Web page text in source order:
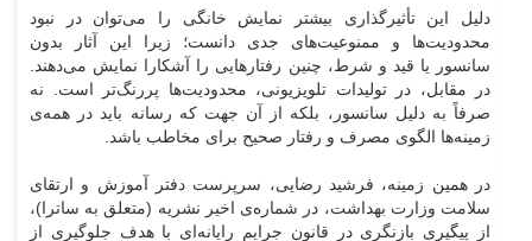
دلیل این تأثیرگذاری بیشتر نمایش خانگی را می‌توان در نبود
محدودیت‌ها و ممنوعیت‌های جدی دانست؛ زیرا این آثار بدون
سانسور یا قید و شرط، چنین رفتارهایی را آشکارا نمایش می‌دهند.
در مقابل، در تولیدات تلویزیونی، محدودیت‌ها پررنگ‌تر است. نه
صرفاً به دلیل سانسور، بلکه از آن جهت که رسانه باید در همه‌ی
زمینه‌ها الگوی مصرف و رفتار صحیح برای مخاطب باشد.
در همین زمینه، فرشید رضایی، سرپرست دفتر آموزش و ارتقای
سلامت وزارت بهداشت، در شماره‌ی اخیر نشریه‌ (متعلق به ساترا)،
از پیگیری بازنگری در قانون جرایم رایانه‌ای با هدف جلوگیری از